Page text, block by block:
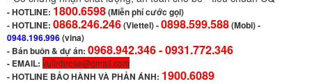
-HOTLINE: 1800.6598(Miễn phí cước gọi)
- HOTLINE: 0868.246.246(Viettel)-0898.599.588(Mobi) -
0948.196.996(vina)
- Bán buôn & dự án: 0968.942.346 -0931.772.346
- EMAIL: vulinhrose@gmail.com
-HOTLINE BẢO HÀNH VÀ PHẢN ÁNH: 1900.6089